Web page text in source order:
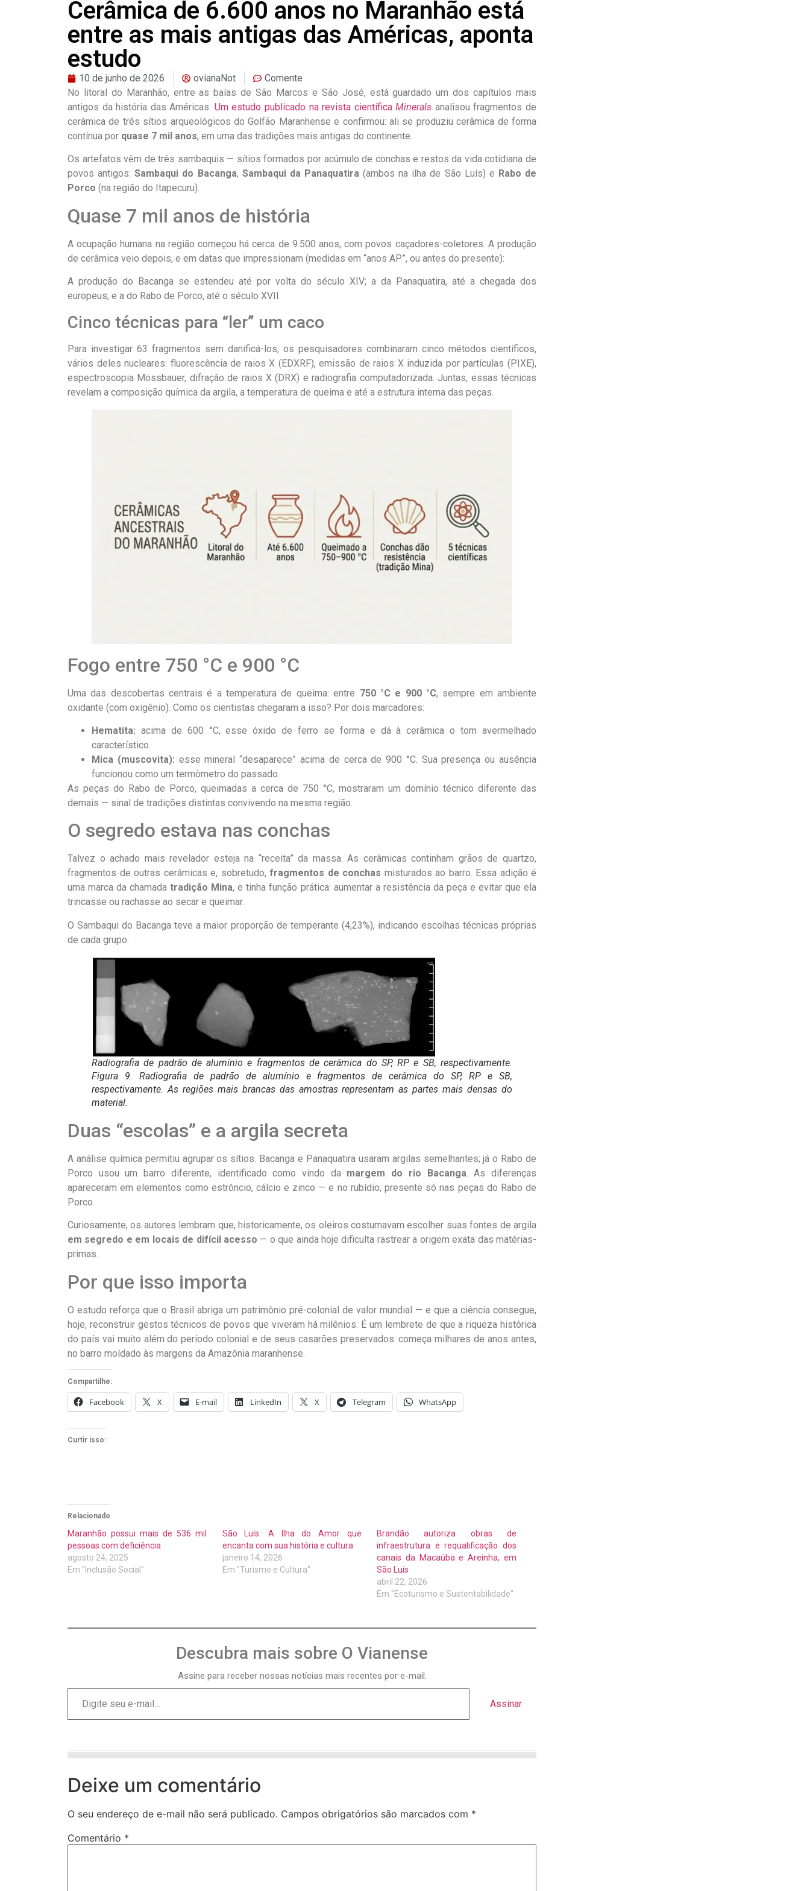
Cerâmica de 6.600 anos no Maranhão está
entre as mais antigas das Américas, aponta
estudo
10 de junho de 2026 ovianaNot
Comente
No litoral do Maranhão, entre as baías de São Marcos e São José, está guardado um dos capítulos mais
antigos da história das Américas. Um estudo publicado na revista científicaMinerals analisou fragmentos de
cerâmica de três sítios arqueológicos do Golfão Maranhense e confirmou: ali se produziu cerâmica de forma
contínua por quase 7 mil anos, em uma das tradições mais antigas do continente.
Os artefatos vêm de três sambaquis — sítios formados por acúmulo de conchas e restos da vida cotidiana de
povos antigos:Sambaqui do Bacanga, Sambaqui da Panaquatira(ambos na ilha de São Luís) e Rabo de
Porco (na região do Itapecuru).
Quase 7 mil anos de história
A ocupação humana na região começou há cerca de 9.500 anos, com povos caçadores-coletores. A produção
de cerâmica veio depois, e em datas que impressionam (medidas em “anos AP”, ou antes do presente):
A produção do Bacanga se estendeu até por volta do século XIV; a da Panaquatira, até a chegada dos
europeus; e a do Rabo de Porco, até o século XVII.
Cinco técnicas para “ler” um caco
Para investigar 63 fragmentos sem danificá-los, os pesquisadores combinaram cinco métodos científicos,
vários deles nucleares: fluorescência de raios X (EDXRF), emissão de raios X induzida por partículas (PIXE),
espectroscopia Mössbauer, difração de raios X (DRX) e radiografia computadorizada. Juntas, essas técnicas
revelam a composição química da argila, a temperatura de queima e até a estrutura interna das peças.
Fogo entre 750 °C e 900 °C
Uma das descobertas centrais é a temperatura de queima: entre 750 °C e 900 °C, sempre em ambiente
oxidante (com oxigênio). Como os cientistas chegaram a isso? Por dois marcadores:
Hematita: acima de 600 °C, esse óxido de ferro se forma e dá à cerâmica o tom avermelhado
característico.
Mica (muscovita): esse mineral “desaparece” acima de cerca de 900 °C. Sua presença ou ausência
funcionou como um termômetro do passado.
As peças do Rabo de Porco, queimadas a cerca de 750 °C, mostraram um domínio técnico diferente das
demais — sinal de tradições distintas convivendo na mesma região.
O segredo estava nas conchas
Talvez o achado mais revelador esteja na “receita” da massa. As cerâmicas continham grãos de quartzo,
fragmentos de outras cerâmicas e, sobretudo, fragmentos de conchas misturados ao barro. Essa adição é
uma marca da chamadatradição Mina, e tinha função prática: aumentar a resistência da peça e evitar que ela
trincasse ou rachasse ao secar e queimar.
O Sambaqui do Bacanga teve a maior proporção de temperante (4,23%), indicando escolhas técnicas próprias
de cada grupo.
Radiografia de padrão de alumínio e fragmentos de cerâmica do SP, RP e SB, respectivamente.
Figura 9. Radiografia de padrão de alumínio e fragmentos de cerâmica do SP, RP e SB,
respectivamente. As regiões mais brancas das amostras representam as partes mais densas do
material.
Duas “escolas” e a argila secreta
A análise química permitiu agrupar os sítios. Bacanga e Panaquatira usaram argilas semelhantes; já o Rabo de
Porco usou um barro diferente, identificado como vindo da margem do rio Bacanga. As diferenças
apareceram em elementos como estrôncio, cálcio e zinco — e no rubídio, presente só nas peças do Rabo de
Porco.
Curiosamente, os autores lembram que, historicamente, os oleiros costumavam escolher suas fontes de argila
em segredo e em locais de difícil acesso — o que ainda hoje dificulta rastrear a origem exata das matérias-
primas.
Por que isso importa
O estudo reforça que o Brasil abriga um patrimônio pré-colonial de valor mundial — e que a ciência consegue,
hoje, reconstruir gestos técnicos de povos que viveram há milênios. É um lembrete de que a riqueza histórica
do país vai muito além do período colonial e de seus casarões preservados: começa milhares de anos antes,
no barro moldado às margens da Amazônia maranhense.
Compartilhe:
Facebook X E-mail LinkedIn X Telegram WhatsApp
Curtir isso:
Relacionado
Maranhão possui mais de 536 mil
pessoas com deficiência
agosto 24, 2025
Em "Inclusão Social"
São Luís: A Ilha do Amor que
encanta com sua história e cultura
janeiro 14, 2026
Em "Turismo e Cultura"
Brandão autoriza obras de
infraestrutura e requalificação dos
canais da Macaúba e Areinha, em
São Luís
abril 22, 2026
Em "Ecoturismo e Sustentabilidade"
Descubra mais sobre O Vianense
Assine para receber nossas notícias mais recentes por e-mail.
Assinar
Deixe um comentário
O seu endereço de e-mail não será publicado. Campos obrigatórios são marcados com *
Comentário *